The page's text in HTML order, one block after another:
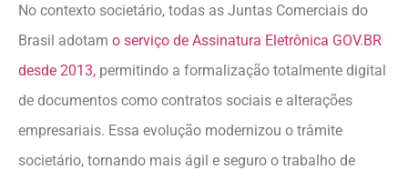
No contexto societário, todas as Juntas Comerciais do
Brasil adotam o serviço de Assinatura Eletrônica GOV.BR
desde 2013, permitindo a formalização totalmente digital
de documentos como contratos sociais e alterações
empresariais. Essa evolução modernizou o trâmite
societário, tornando mais ágil e seguro o trabalho de